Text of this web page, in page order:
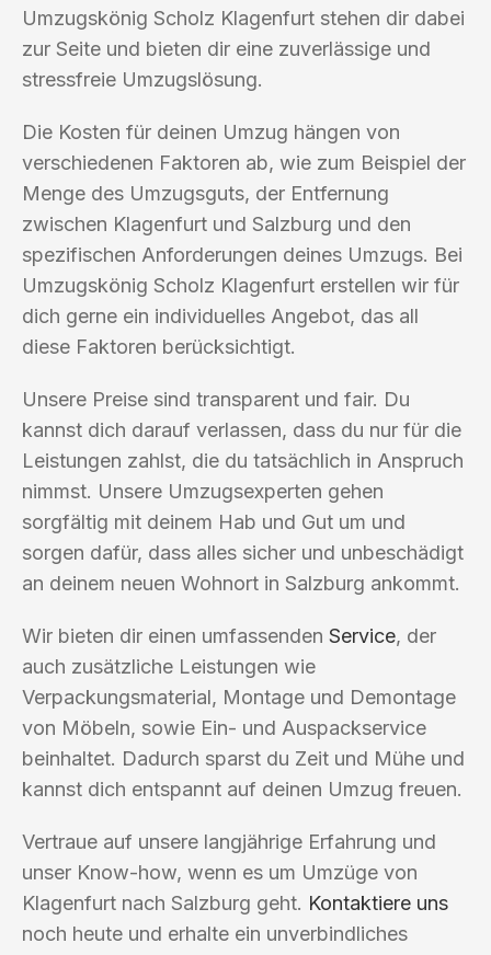
Umzugskönig Scholz Klagenfurt stehen dir dabei
zur Seite und bieten dir eine zuverlässige und
stressfreie Umzugslösung.
Die Kosten für deinen Umzug hängen von
verschiedenen Faktoren ab, wie zum Beispiel der
Menge des Umzugsguts, der Entfernung
zwischen Klagenfurt und Salzburg und den
spezifischen Anforderungen deines Umzugs. Bei
Umzugskönig Scholz Klagenfurt erstellen wir für
dich gerne ein individuelles Angebot, das all
diese Faktoren berücksichtigt.
Unsere Preise sind transparent und fair. Du
kannst dich darauf verlassen, dass du nur für die
Leistungen zahlst, die du tatsächlich in Anspruch
nimmst. Unsere Umzugsexperten gehen
sorgfältig mit deinem Hab und Gut um und
sorgen dafür, dass alles sicher und unbeschädigt
an deinem neuen Wohnort in Salzburg ankommt.
Wir bieten dir einen umfassenden Service, der
auch zusätzliche Leistungen wie
Verpackungsmaterial, Montage und Demontage
von Möbeln, sowie Ein- und Auspackservice
beinhaltet. Dadurch sparst du Zeit und Mühe und
kannst dich entspannt auf deinen Umzug freuen.
Vertraue auf unsere langjährige Erfahrung und
unser Know-how, wenn es um Umzüge von
Klagenfurt nach Salzburg geht. Kontaktiere uns
noch heute und erhalte ein unverbindliches